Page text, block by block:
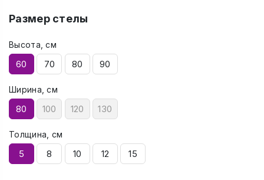
Размер стелы
Высота, см
60 70 80 90
Ширина, см
80 100 120 130
Толщина, см
5 8 10 12 15